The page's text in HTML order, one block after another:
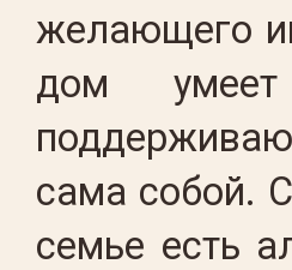
желающего
дом умеет
сама собой.
семье есть